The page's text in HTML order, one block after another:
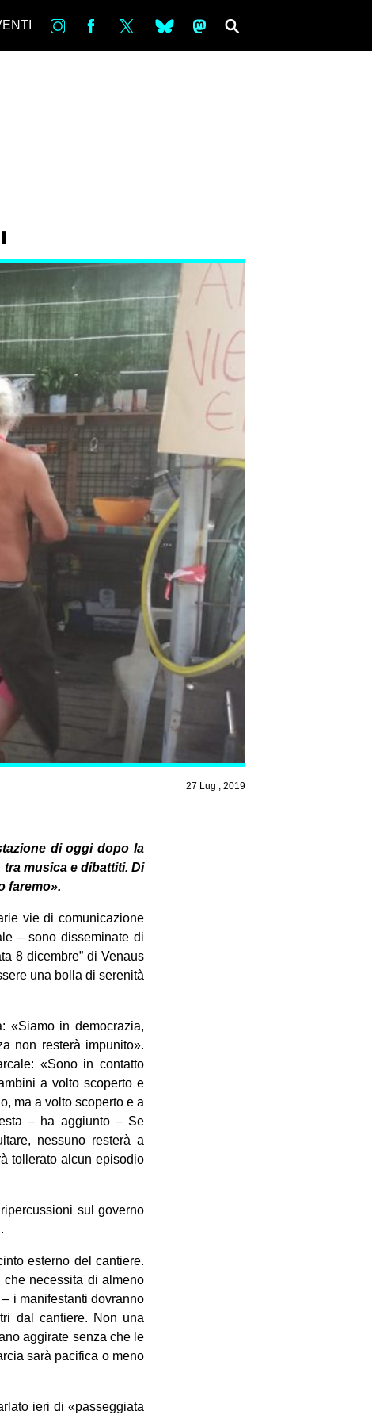
in bsky ms
27 Lug , 2019
di oggi dopo la
musica e dibattiti. Di
faremo».
vie di comunicazione
– sono disseminate di
8 dicembre” di Venaus
una bolla di serenità
«Siamo in democrazia,
non resterà impunito».
«Sono in contatto
a volto scoperto e
ma a volto scoperto e a
– ha aggiunto – Se
nessuno resterà a
tollerato alcun episodio
sul governo
esterno del cantiere.
necessita di almeno
i manifestanti dovranno
dal cantiere. Non una
aggirate senza che le
sarà pacifica o meno
ieri di «passeggiata